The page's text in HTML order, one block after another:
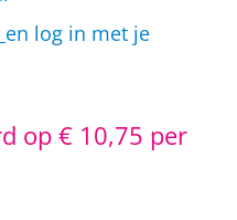
en log in met je
op € 10,75 per